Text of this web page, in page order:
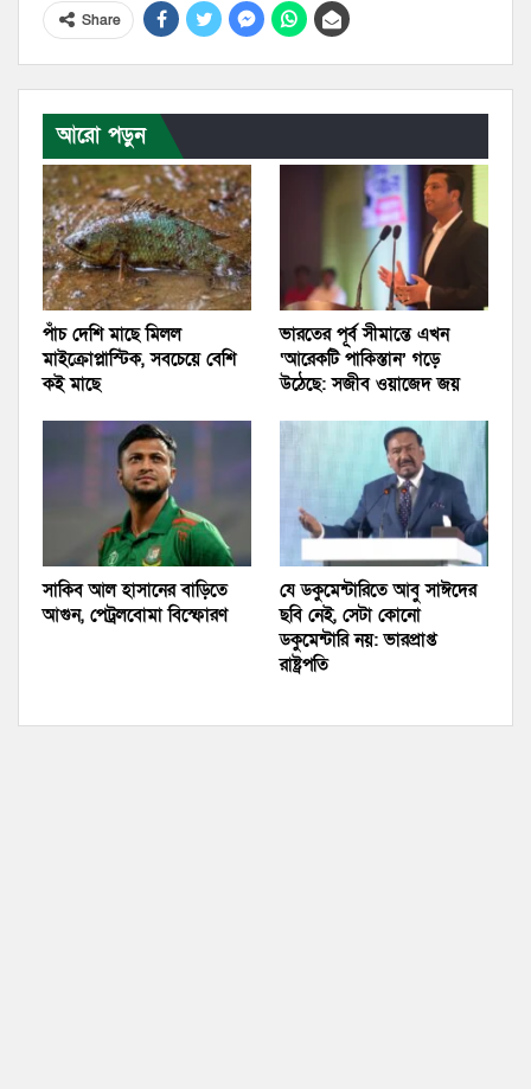
Share
আরো পড়ুন
পাঁচ দেশি মাছে মিলল
মাইক্রোপ্লাস্টিক, সবচেয়ে বেশি
কই মাছে
ভারতের পূর্ব সীমান্তে এখন
‘আরেকটি পাকিস্তান’ গড়ে
উঠেছে: সজীব ওয়াজেদ জয়
সাকিব আল হাসানের বাড়িতে
আগুন, পেট্রলবোমা বিস্ফোরণ
যে ডকুমেন্টারিতে আবু সাঈদের
ছবি নেই, সেটা কোনো
ডকুমেন্টারি নয়: ভারপ্রাপ্ত
রাষ্ট্রপতি